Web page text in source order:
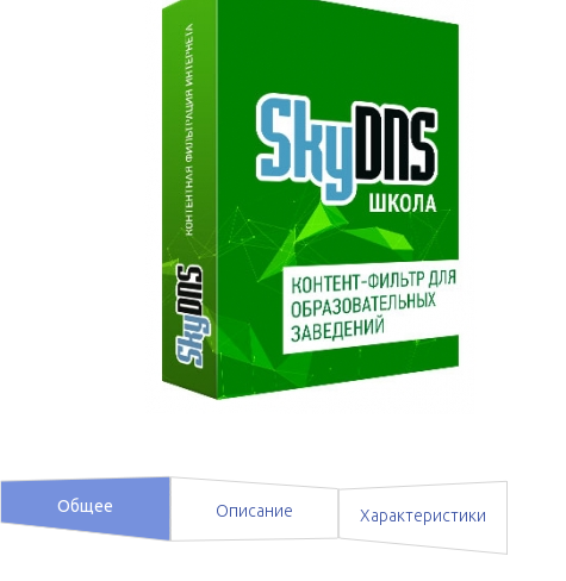
Общее Описание Характеристики